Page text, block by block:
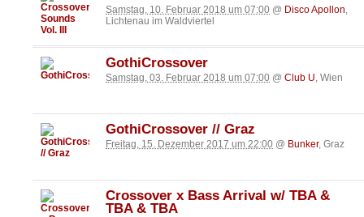
Samstag, 10. Februar 2018 um 07:00 @ Disco Apollon,
Lichtenau im Waldviertel
GothiCrossover
Samstag, 03. Februar 2018 um 07:00 @ Club U, Wien
GothiCrossover // Graz
Freitag, 15. Dezember 2017 um 22:00 @ Bunker, Graz
Crossover x Bass Arrival w/ TBA &
TBA & TBA